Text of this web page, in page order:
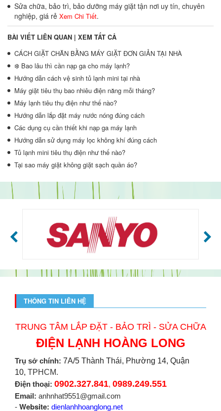
Sửa chữa, bảo trì, bảo dưỡng máy giặt tận nơi uy tín, chuyên
nghiệp, giá rẻ Xem Chi Tiết.
BÀI VIẾT LIÊN QUAN | XEM TẤT CẢ
CÁCH GIẶT CHĂN BẰNG MÁY GIẶT ĐƠN GIẢN TẠI NHÀ
❄️ Bao lâu thì cần nạp ga cho máy lạnh?
Hướng dẫn cách vệ sinh tủ lạnh mini tại nhà
Máy giặt tiêu thụ bao nhiêu điện năng mỗi tháng?
Máy lạnh tiêu thụ điện như thế nào?
Hướng dẫn lắp đặt máy nước nóng đúng cách
Các dụng cụ cần thiết khi nạp ga máy lạnh
Hướng dẫn sử dụng máy lọc không khí đúng cách
Tủ lạnh mini tiêu thụ điện như thế nào?
Tại sao máy giặt không giặt sạch quần áo?
THÔNG TIN LIÊN HỆ
TRUNG TÂM LẮP ĐẶT - BẢO TRÌ - SỬA CHỮA
ĐIỆN LẠNH HOÀNG LONG
Trụ sở chính: 7A/5 Thành Thái, Phường 14, Quận
10, TPHCM.
Điện thoại: 0902.327.841, 0989.249.551
Email: anhnhat9551@gmail.com
- Website: dienlanhhoanglong.net